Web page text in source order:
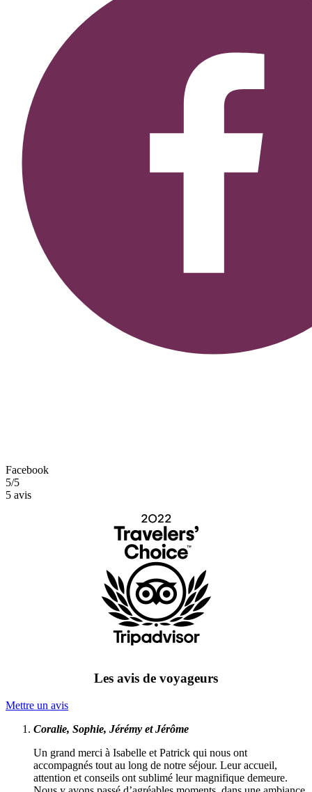
Facebook
5/5
5 avis
Les avis de voyageurs
Mettre un avis
Coralie, Sophie, Jérémy et Jérôme
Un grand merci à Isabelle et Patrick qui nous ont
accompagnés tout au long de notre séjour. Leur accueil,
attention et conseils ont sublimé leur magnifique demeure.